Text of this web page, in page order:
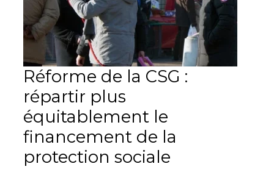
Réforme de la CSG :
répartir plus
équitablement le
financement de la
protection sociale
équitablement
le
financement
de
la
protection
sociale